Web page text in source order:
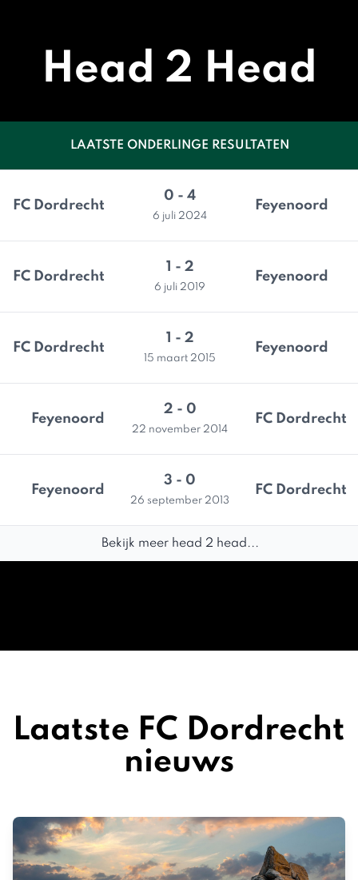
Head 2 Head
LAATSTE ONDERLINGE RESULTATEN
FC Dordrecht
0 - 4
6 juli 2024
Feyenoord
FC Dordrecht
1 - 2
6 juli 2019
Feyenoord
FC Dordrecht
1 - 2
15 maart 2015
Feyenoord
Feyenoord
2 - 0
22 november 2014
FC Dordrecht
Feyenoord
3 - 0
26 september 2013
FC Dordrecht
Bekijk meer head 2 head...
Laatste FC Dordrecht
nieuws